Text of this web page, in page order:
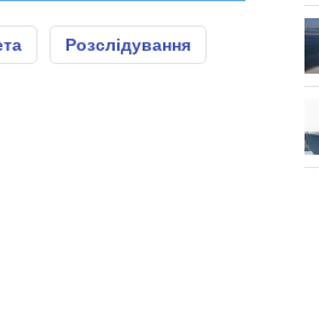
Розслідування